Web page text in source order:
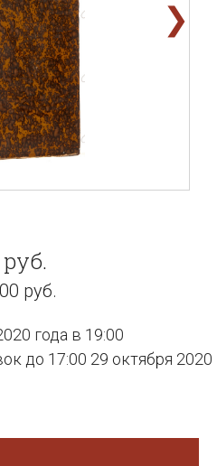
❯
руб.
года в 19:00
до 17:00 29 октября 2020